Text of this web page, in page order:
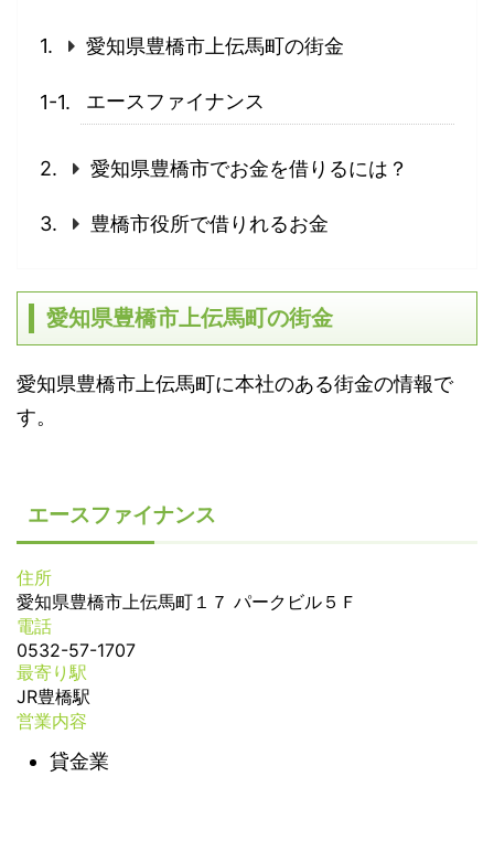
愛知県豊橋市上伝馬町の街金
エースファイナンス
愛知県豊橋市でお金を借りるには？
豊橋市役所で借りれるお金
愛知県豊橋市上伝馬町の街金
愛知県豊橋市上伝馬町に本社のある街金の情報で
す。
エースファイナンス
住所
愛知県豊橋市上伝馬町１７ パークビル５Ｆ
電話
0532-57-1707
最寄り駅
JR豊橋駅
営業内容
貸金業